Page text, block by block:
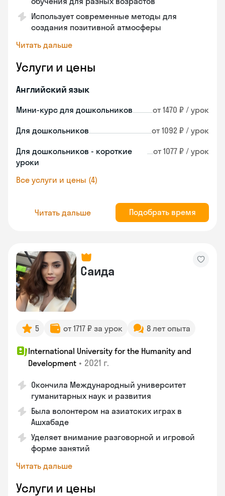
Использует современные методы для
создания позитивной атмосферы
Читать дальше
Услуги и цены
Английский язык
Мини-курс для дошкольников от 1470 ₽ / урок
Для дошкольников от 1092 ₽ / урок
Для дошкольников - короткие
уроки
от 1077 ₽ / урок
Все услуги и цены (4)
Читать дальше Подобрать время
Саида
5 от 1717 ₽ за урок 8 лет опыта
International University for the Humanity and
Development • 2021 г.
Окончила Международный университет
гуманитарных наук и развития
Была волонтером на азиатских играх в
Ашхабаде
Уделяет внимание разговорной и игровой
форме занятий
Читать дальше
Услуги и цены